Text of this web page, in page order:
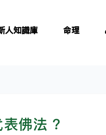
人知識庫 命理
佛法 ？